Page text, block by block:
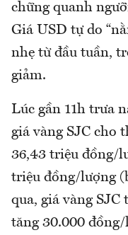
chững quanh
Giá USD tự do
nhẹ từ đầu tuần,
giảm.
Lúc gần 11h trưa
giá vàng SJC cho
36,43 triệu đồng/
triệu đồng/lượng
qua, giá vàng
tăng 30.000